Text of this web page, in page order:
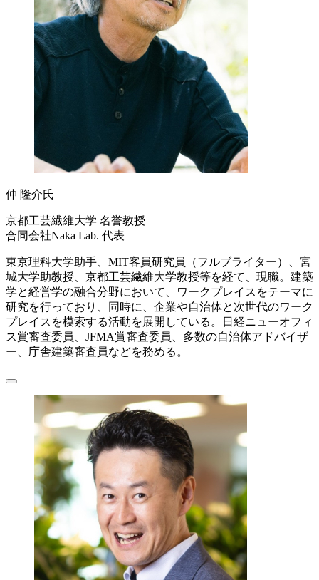
仲 隆介氏
京都工芸繊維大学 名誉教授
合同会社Naka Lab. 代表
東京理科大学助手、MIT客員研究員（フルブライター）、宮
城大学助教授、京都工芸繊維大学教授等を経て、現職。建築
学と経営学の融合分野において、ワークプレイスをテーマに
研究を行っており、同時に、企業や自治体と次世代のワーク
プレイスを模索する活動を展開している。日経ニューオフィ
ス賞審査委員、JFMA賞審査委員、多数の自治体アドバイザ
ー、庁舎建築審査員などを務める。